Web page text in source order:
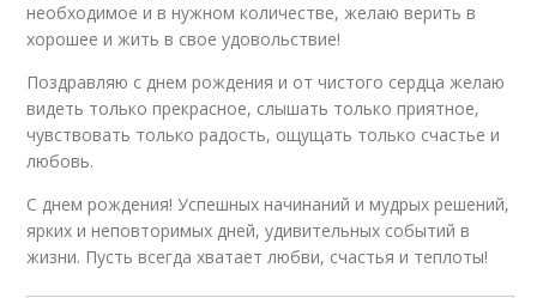
необходимое и в нужном количестве, желаю верить в
хорошее и жить в свое удовольствие!
Поздравляю с днем рождения и от чистого сердца желаю
видеть только прекрасное, слышать только приятное,
чувствовать только радость, ощущать только счастье и
любовь.
С днем рождения! Успешных начинаний и мудрых решений,
ярких и неповторимых дней, удивительных событий в
жизни. Пусть всегда хватает любви, счастья и теплоты!